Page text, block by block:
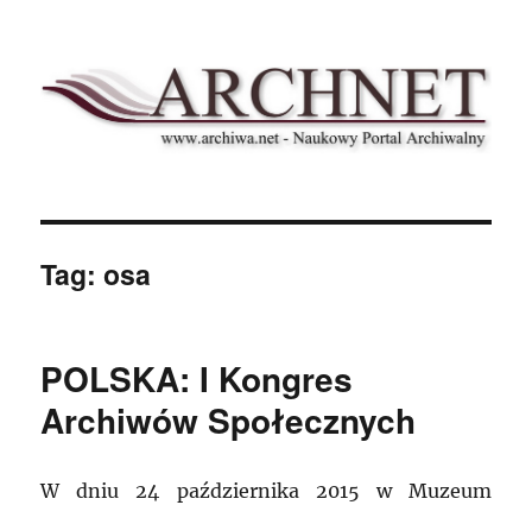
Archnet
Tag:osa
POLSKA: I Kongres
Archiwów Społecznych
W dniu 24 października 2015 w Muzeum